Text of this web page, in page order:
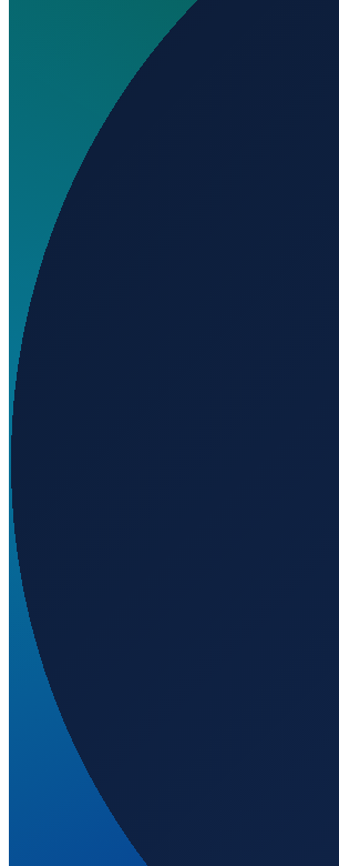
Wo liegt A A Helicopters Inc Heliport?
▼
Wird geladen...
Los Angeles